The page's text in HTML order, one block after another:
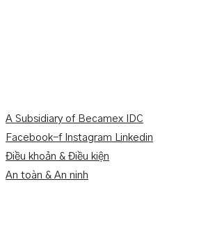
A Subsidiary of Becamex IDC
Facebook-f Instagram Linkedin
Điều khoản & Điều kiện
An toàn & An ninh